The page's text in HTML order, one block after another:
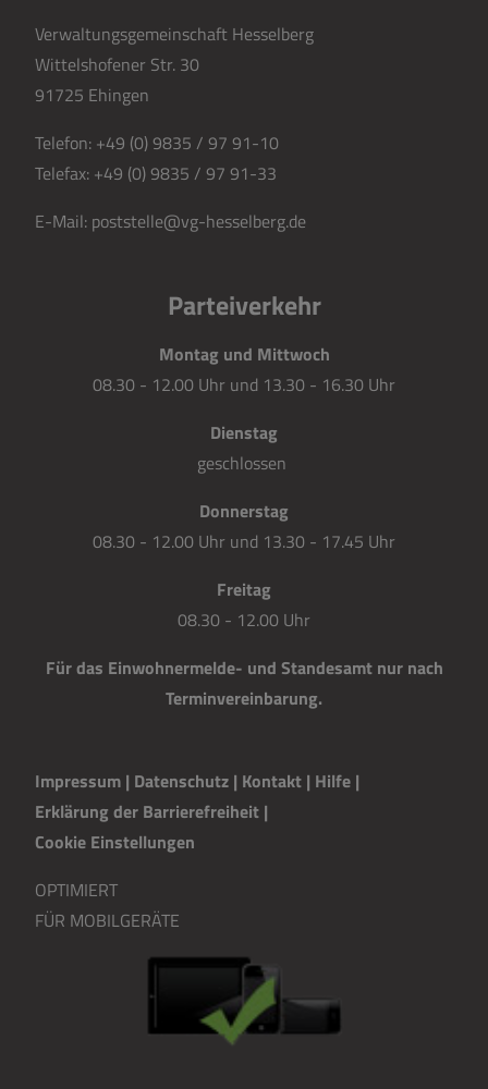
Verwaltungsgemeinschaft Hesselberg
Wittelshofener Str. 30
91725 Ehingen
Telefon: +49 (0) 9835 / 97 91-10
Telefax: +49 (0) 9835 / 97 91-33
E-Mail: poststelle@vg-hesselberg.de
Parteiverkehr
Montag und Mittwoch
08.30 - 12.00 Uhr und 13.30 - 16.30 Uhr
Dienstag
geschlossen
Donnerstag
08.30 - 12.00 Uhr und 13.30 - 17.45 Uhr
Freitag
08.30 - 12.00 Uhr
Für das Einwohnermelde- und Standesamt nur nach
Terminvereinbarung.
Impressum | Datenschutz | Kontakt | Hilfe |
Erklärung der Barrierefreiheit |
Cookie Einstellungen
OPTIMIERT
FÜR MOBILGERÄTE